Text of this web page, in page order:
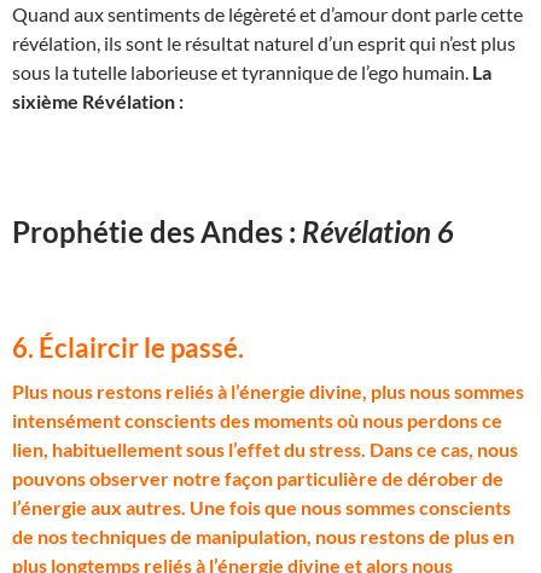
Quand aux sentiments de légèreté et d’amour dont parle cette
révélation, ils sont le résultat naturel d’un esprit qui n’est plus
sous la tutelle laborieuse et tyrannique de l’ego humain. La
sixième Révélation :
Prophétie des Andes : Révélation 6
6. Éclaircir le passé.
Plus nous restons reliés à l’énergie divine, plus nous sommes
intensément conscients des moments où nous perdons ce
lien, habituellement sous l’effet du stress. Dans ce cas, nous
pouvons observer notre façon particulière de dérober de
l’énergie aux autres. Une fois que nous sommes conscients
de nos techniques de manipulation, nous restons de plus en
plus longtemps reliés à l’énergie divine et alors nous